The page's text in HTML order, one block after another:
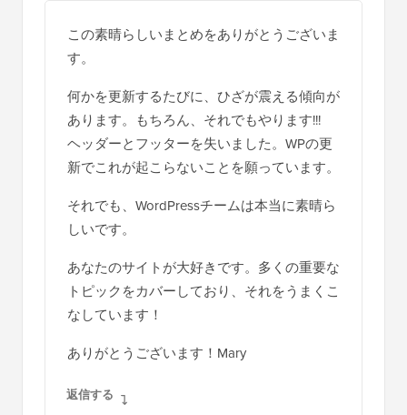
この素晴らしいまとめをありがとうございま
す。
何かを更新するたびに、ひざが震える傾向が
あります。もちろん、それでもやります!!!
ヘッダーとフッターを失いました。WPの更
新でこれが起こらないことを願っています。
それでも、WordPressチームは本当に素晴ら
しいです。
あなたのサイトが大好きです。多くの重要な
トピックをカバーしており、それをうまくこ
なしています！
ありがとうございます！Mary
返信する